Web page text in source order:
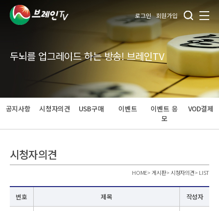
로그인 회원가입
두뇌를 업그레이드 하는 방송! 브레인TV
공지사항 시청자의견 USB구매 이벤트
이벤트 응
모
VOD결제
시청자의견
HOME>게시판>시청자의견> LIST
번호 제목 작성자